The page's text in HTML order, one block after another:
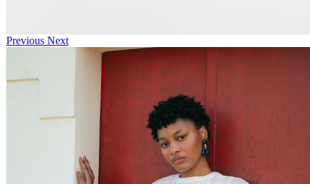
Previous Next